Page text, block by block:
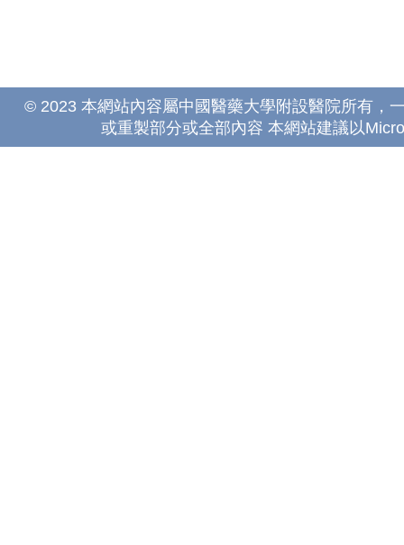
© 2023 本網站內容屬中國醫藥大學附設醫院所有，
或重製部分或全部內容 本網站建議以